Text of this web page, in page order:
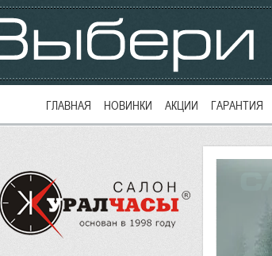
ГЛАВНАЯ НОВИНКИ АКЦИИ ГАРАНТИЯ